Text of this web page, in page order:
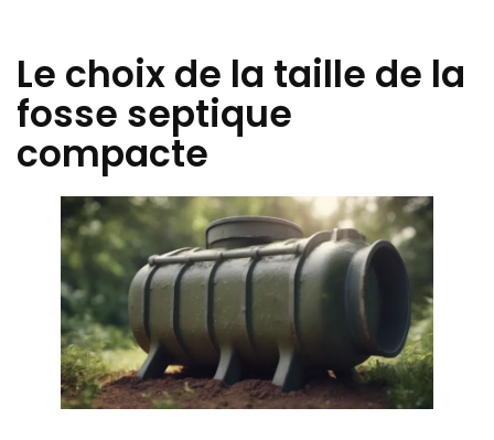
Le choix de la taille de la
fosse septique
compacte